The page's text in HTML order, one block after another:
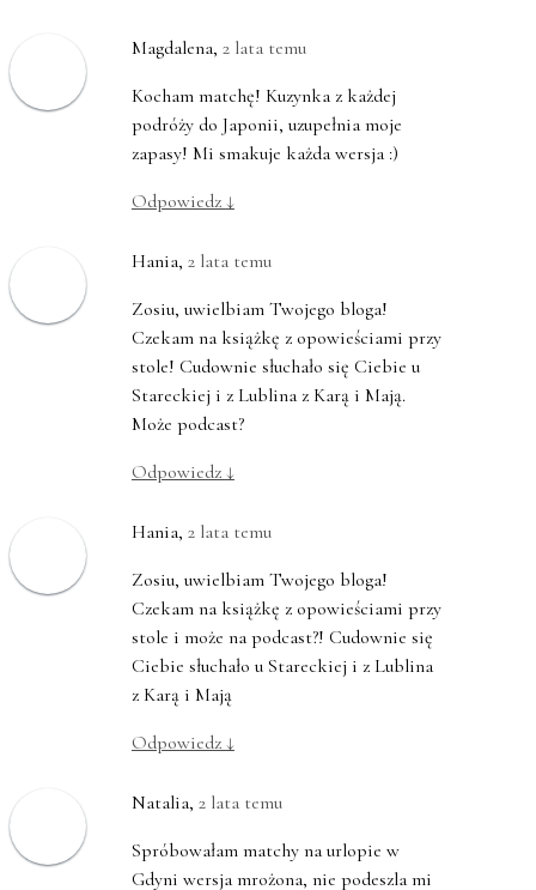
Magdalena, 2 lata temu
Kocham matchę! Kuzynka z każdej
podróży do Japonii, uzupełnia moje
zapasy! Mi smakuje każda wersja :)
Odpowiedz ↓
Hania, 2 lata temu
Zosiu, uwielbiam Twojego bloga!
Czekam na książkę z opowieściami przy
stole! Cudownie słuchało się Ciebie u
Stareckiej i z Lublina z Karą i Mają.
Może podcast?
Odpowiedz ↓
Hania, 2 lata temu
Zosiu, uwielbiam Twojego bloga!
Czekam na książkę z opowieściami przy
stole i może na podcast?! Cudownie się
Ciebie słuchało u Stareckiej i z Lublina
z Karą i Mają
Odpowiedz ↓
Natalia, 2 lata temu
Spróbowałam matchy na urlopie w
Gdyni wersja mrożona, nie podeszla mi